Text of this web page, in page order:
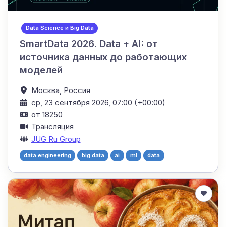
Data Science и Big Data
SmartData 2026. Data + AI: от
источника данных до работающих
моделей
Москва, Россия
ср, 23 сентября 2026, 07:00 (+00:00)
от 18250
Трансляция
JUG Ru Group
data engineering big data ai ml data